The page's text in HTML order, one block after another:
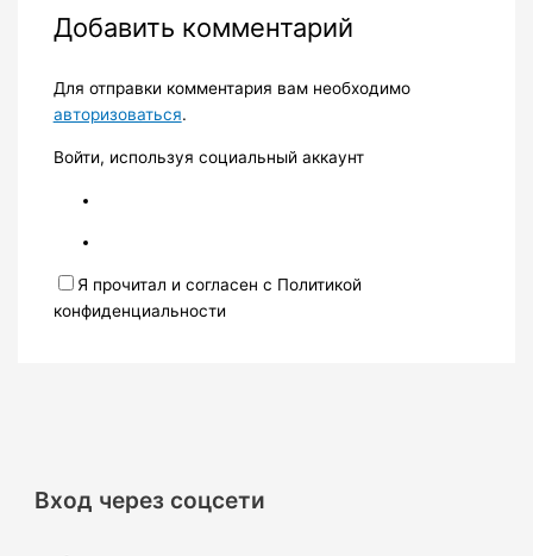
Добавить комментарий
Для отправки комментария вам необходимо
авторизоваться.
Войти, используя социальный аккаунт
Я прочитал и согласен с Политикой
конфиденциальности
Вход через соцсети